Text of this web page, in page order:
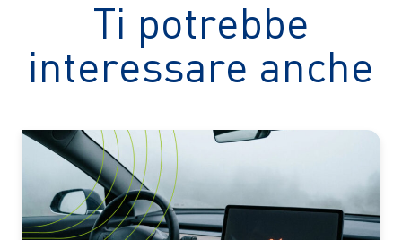
Ti potrebbe
interessare anche